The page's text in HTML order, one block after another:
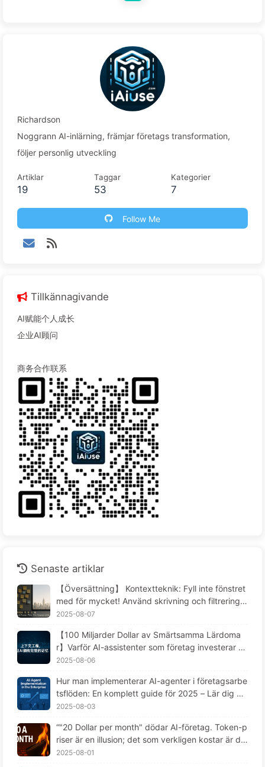
känna AI169
Richardson
Noggrann AI-inlärning, främjar företags transformation,
följer personlig utveckling
Artiklar
19
Taggar
53
Kategorier
7
Follow Me
Tillkännagivande
AI赋能个人成长
企业AI顾问
商务合作联系
Senaste artiklar
【Översättning】 Kontextteknik: Fyll inte fönstret
med för mycket! Använd skrivning och filtrering i
fyra steg, var försiktig med förorening och förvirri
ngsamt 170
2025-08-07
【100 Miljarder Dollar av Smärtsamma Lärdoma
r】Varför AI-assistenter som företag investerar st
ort i alltid "glömmer" i kritiska stunder, medan ko
0%? — Lär känna AI169
2025-08-06
Hur man implementerar AI-agenter i företagsarbe
tsflöden: En komplett guide för 2025 – Lär dig AI
långsamt 166
2025-08-03
“"20 Dollar per month" dödar AI-företag. Token-p
riser är en illusion; det som verkligen kostar är din
girighet -- Lär dig AI långsamt 164“
2025-08-01